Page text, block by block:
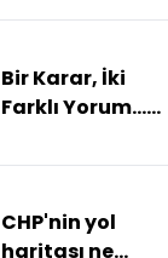
Bir Karar, İki
Farklı Yorum…
Çıkmaza Mı
CHP'nin yol
haritası ne